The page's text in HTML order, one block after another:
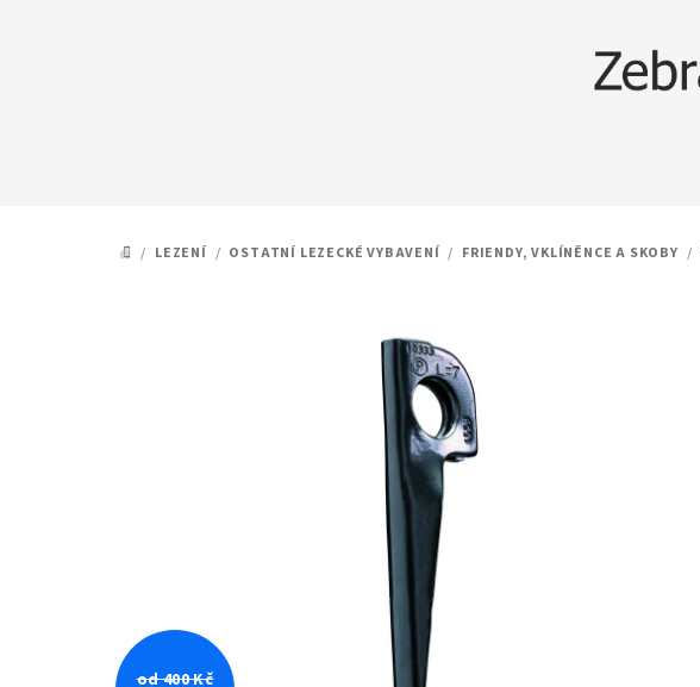
DOMŮ
/ LEZENÍ / OSTATNÍ LEZECKÉ VYBAVENÍ / FRIENDY, VKLÍNĚNCE A SKOBY /
od 400 Kč